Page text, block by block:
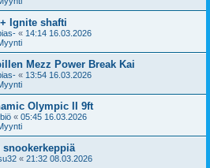
Ignite shafti
« 14:14 16.03.2026
Mezz Power Break Kai
« 13:54 16.03.2026
Olympic II 9ft
« 05:45 16.03.2026
snookerkeppiä
« 21:32 08.03.2026